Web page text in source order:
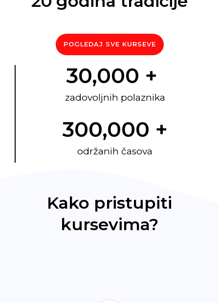
POGLEDAJ SVE KURSEVE
30,000 +
zadovoljnih polaznika
300,000 +
održanih časova
Kako pristupiti
kursevima?